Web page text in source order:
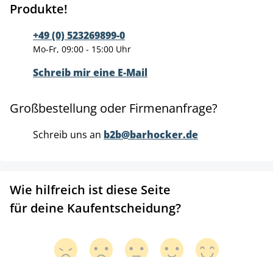
Produkte!
+49 (0) 523269899-0
Mo-Fr, 09:00 - 15:00 Uhr
Schreib mir eine E-Mail
Großbestellung oder Firmenanfrage?
Schreib uns an b2b@barhocker.de
Wie hilfreich ist diese Seite
für deine Kaufentscheidung?